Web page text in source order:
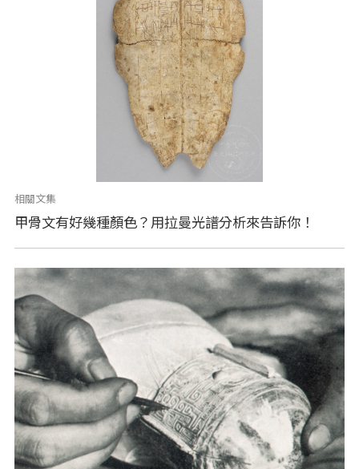
相關文集
甲骨文有好幾種顏色？用拉曼光譜分析來告訴你！